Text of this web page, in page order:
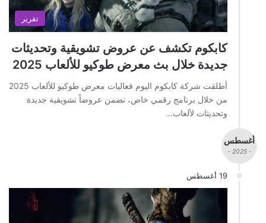
تقرير
كابكوم تكشف عن عروض تشويقية وتحديثات
جديدة خلال بث معرض طوكيو للألعاب 2025
أطلقت شركة كابكوم اليوم فعاليات معرض طوكيو للألعاب 2025
من خلال برنامج رقمي خاص، تضمن عروضاً تشويقية جديدة
وتحديثات لألعاب…
أغسطس
- 2025 -
19 أغسطس